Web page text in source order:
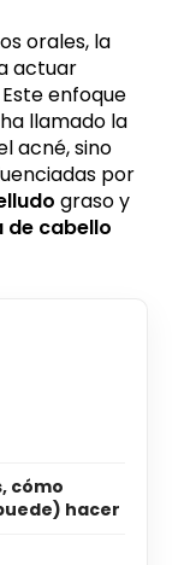
orales, la
actuar
enfoque
llamado la
acné, sino
por
graso y
de cabello
cómo
hacer